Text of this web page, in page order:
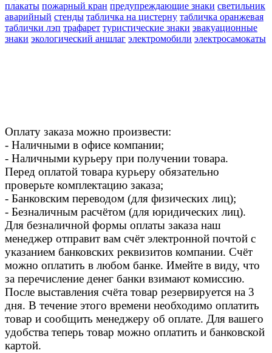
плакаты пожарный кран предупреждающие знаки светильник
аварийный стенды табличка на цистерну табличка оранжевая
таблички лэп трафарет туристические знаки эвакуационные
знаки экологический аншлаг электромобили электросамокаты
Оплату заказа можно произвести:
- Наличными в офисе компании;
- Наличными курьеру при получении товара.
Перед оплатой товара курьеру обязательно
проверьте комплектацию заказа;
- Банковским переводом (для физических лиц);
- Безналичным расчётом (для юридических лиц).
Для безналичной формы оплаты заказа наш
менеджер отправит вам счёт электронной почтой с
указанием банковских реквизитов компании. Счёт
можно оплатить в любом банке. Имейте в виду, что
за перечисление денег банки взимают комиссию.
После выставления счёта товар резервируется на 3
дня. В течение этого времени необходимо оплатить
товар и сообщить менеджеру об оплате. Для вашего
удобства теперь товар можно оплатить и банковской
картой.